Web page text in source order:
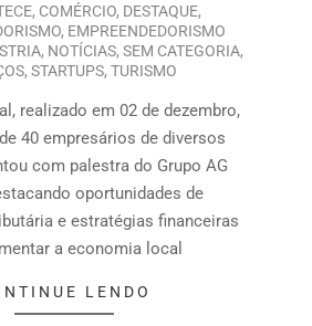
, COMÉRCIO, DESTAQUE,
, EMPREENDEDORISMO
, NOTÍCIAS, SEM CATEGORIA,
, STARTUPS, TURISMO
realizado em 02 de dezembro,
40 empresários de diversos
com palestra do Grupo AG
oportunidades de
e estratégias financeiras
a economia local
LENDO